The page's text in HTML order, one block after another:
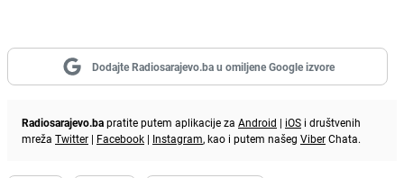
Dodajte Radiosarajevo.ba u omiljene Google izvore
Radiosarajevo.bapratite putem aplikacije za Android | iOS i društvenih
mreža Twitter | Facebook | Instagram, kao i putem našeg ViberChata.